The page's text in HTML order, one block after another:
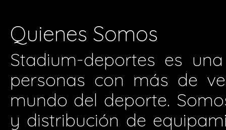
Quienes Somos
Stadium-deportes es
personas con más de
mundo del deporte.
y distribución de